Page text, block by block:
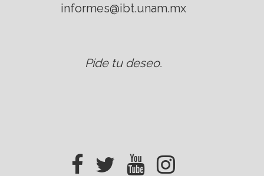
informes@ibt.unam.mx
Pide tu deseo.